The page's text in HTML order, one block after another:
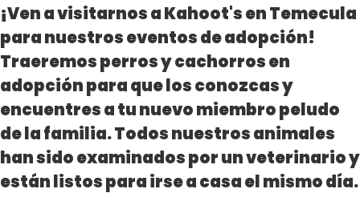
¡Ven a visitarnos a Kahoot's en Temecula
para nuestros eventos de adopción!
Traeremos perros y cachorros en
adopción para que los conozcas y
encuentres a tu nuevo miembro peludo
de la familia. Todos nuestros animales
han sido examinados por un veterinario y
están listos para irse a casa el mismo día.